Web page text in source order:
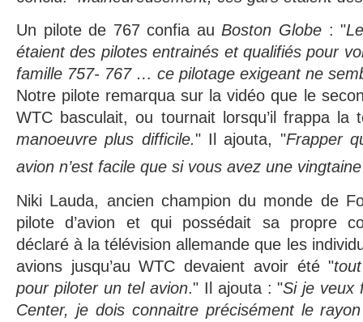
Un pilote de 767 confia au Boston Globe : "
étaient des pilotes entrainés et qualifiés pour
famille 757- 767 … ce pilotage exigeant ne
Notre pilote remarqua sur la vidéo que le
WTC basculait, ou tournait lorsqu’il frappa la
manoeuvre plus difficile." Il ajouta, "Frapper
avion n’est facile que si vous avez une
Niki Lauda, ancien champion du monde de
pilote d’avion et qui possédait sa propre
déclaré à la télévision allemande que les
avions jusqu’au WTC devaient avoir été "
pour piloter un tel avion." Il ajouta : "Si je veux
Center, je dois connaitre précisément le